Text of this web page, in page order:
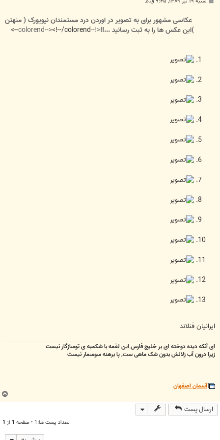
عکاسی مشهور برای به تصویر در اوردن درد مستمندان نیویورک ( منهتن
)این عکس ها را به ثبت رسانید ...!!<!--colorend-->
<!--/colorend-->
ایرانیان فنلاند
ای آنکه دیده دوخته ای بر خلیج فارس این لقمه با شکمبه ی توسازگار نیست
زیرا درون آب زلالش بدون شک ماهی ست, پا برهنه سوسمار نیست
آسمان اصفهان
ارسال پست
تعداد پست ها:1 • صفحه 1 از 1